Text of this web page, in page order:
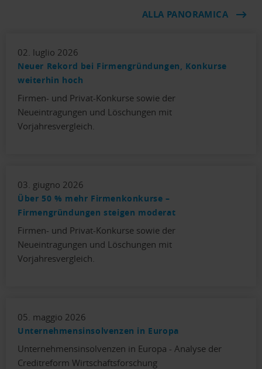
ALLA PANORAMICA
02. luglio 2026
Neuer Rekord bei Firmengründungen, Konkurse
weiterhin hoch
Firmen- und Privat-Konkurse sowie der
Neueintragungen und Löschungen mit
Vorjahresvergleich.
03. giugno 2026
Über 50 % mehr Firmenkonkurse –
Firmengründungen steigen moderat
Firmen- und Privat-Konkurse sowie der
Neueintragungen und Löschungen mit
Vorjahresvergleich.
05. maggio 2026
Unternehmensinsolvenzen in Europa
Unternehmensinsolvenzen in Europa - Analyse der
Creditreform Wirtschaftsforschung